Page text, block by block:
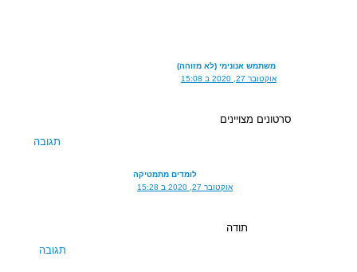
משתמש אנונימי (לא מזוהה)
אוקטובר 27, 2020 ב 15:08
סרטונים מצויינים
תגובה
לומדים מתמטיקה
אוקטובר 27, 2020 ב 15:28
תודה
תגובה